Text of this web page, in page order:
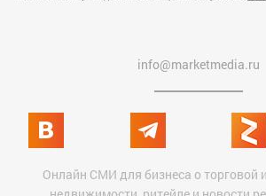
info@marketmedia.ru
Онлайн СМИ для бизнеса о торговой